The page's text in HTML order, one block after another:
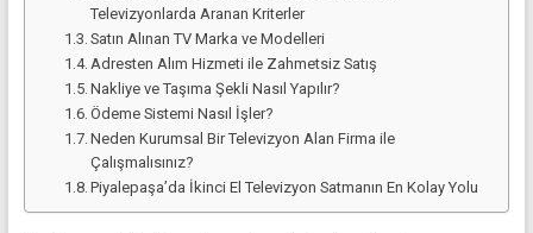
Televizyonlarda Aranan Kriterler
Satın Alınan TV Marka ve Modelleri
Adresten Alım Hizmeti ile Zahmetsiz Satış
Nakliye ve Taşıma Şekli Nasıl Yapılır?
Ödeme Sistemi Nasıl İşler?
Neden Kurumsal Bir Televizyon Alan Firma ile
Çalışmalısınız?
Piyalepaşa’da İkinci El Televizyon Satmanın En Kolay Yolu